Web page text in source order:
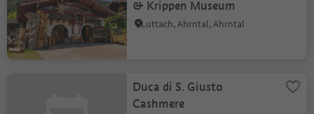
& Krippen Museum
Luttach, Ahrntal, Ahrntal
Duca di S. Giusto
Cashmere